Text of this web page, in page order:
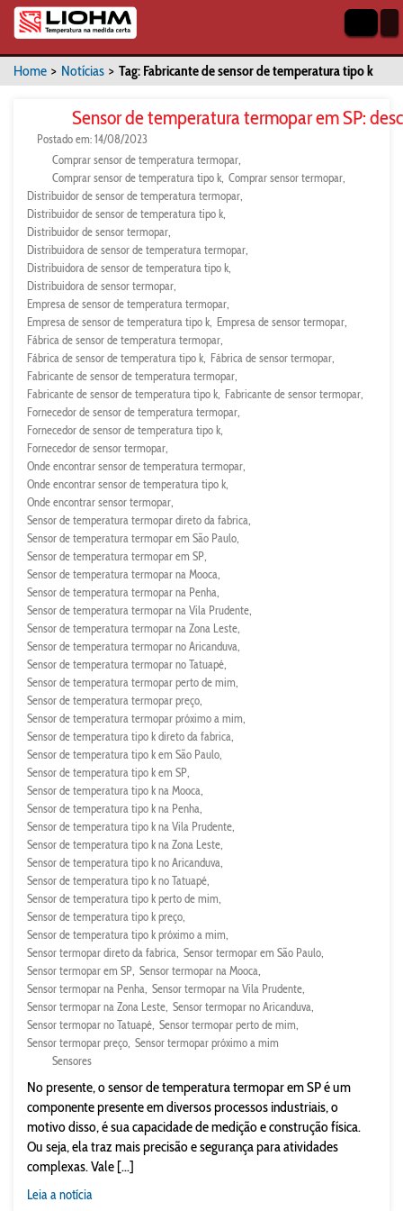
Home > Notícias > Tag: Fabricante de sensor de temperatura tipo k
Sensor de temperatura termopar em SP:
Postado em: 14/08/2023
Comprar sensor de temperatura termopar
Comprar sensor de temperatura tipo k Comprar sensor termopar
Distribuidor de sensor de temperatura termopar
Distribuidor de sensor de temperatura tipo k
Distribuidor de sensor termopar
Distribuidora de sensor de temperatura termopar
Distribuidora de sensor de temperatura tipo k
Distribuidora de sensor termopar
Empresa de sensor de temperatura termopar
Empresa de sensor de temperatura tipo k Empresa de sensor termopar
Fábrica de sensor de temperatura termopar
Fábrica de sensor de temperatura tipo k Fábrica de sensor termopar
Fabricante de sensor de temperatura termopar
Fabricante de sensor de temperatura tipo k Fabricante de sensor termopar
Fornecedor de sensor de temperatura termopar
Fornecedor de sensor de temperatura tipo k
Fornecedor de sensor termopar
Onde encontrar sensor de temperatura termopar
Onde encontrar sensor de temperatura tipo k
Onde encontrar sensor termopar
Sensor de temperatura termopar direto da fabrica
Sensor de temperatura termopar em São Paulo
Sensor de temperatura termopar em SP
Sensor de temperatura termopar na Mooca
Sensor de temperatura termopar na Penha
Sensor de temperatura termopar na Vila Prudente
Sensor de temperatura termopar na Zona Leste
Sensor de temperatura termopar no Aricanduva
Sensor de temperatura termopar no Tatuapé
Sensor de temperatura termopar perto de mim
Sensor de temperatura termopar preço
Sensor de temperatura termopar próximo a mim
Sensor de temperatura tipo k direto da fabrica
Sensor de temperatura tipo k em São Paulo
Sensor de temperatura tipo k em SP
Sensor de temperatura tipo k na Mooca
Sensor de temperatura tipo k na Penha
Sensor de temperatura tipo k na Vila Prudente
Sensor de temperatura tipo k na Zona Leste
Sensor de temperatura tipo k no Aricanduva
Sensor de temperatura tipo k no Tatuapé
Sensor de temperatura tipo k perto de mim
Sensor de temperatura tipo k preço
Sensor de temperatura tipo k próximo a mim
Sensor termopar direto da fabrica Sensor termopar em São Paulo
Sensor termopar em SP Sensor termopar na Mooca
Sensor termopar na Penha Sensor termopar na Vila Prudente
Sensor termopar na Zona Leste Sensor termopar no Aricanduva
Sensor termopar no Tatuapé Sensor termopar perto de mim
Sensor termopar preço Sensor termopar próximo a mim
Sensores
No presente, o sensor de temperatura termopar em SP é um
componente presente em diversos processos industriais, o
motivo disso, é sua capacidade de medição e construção física.
Ou seja, ela traz mais precisão e segurança para atividades
complexas. Vale [...]
Leia a notícia